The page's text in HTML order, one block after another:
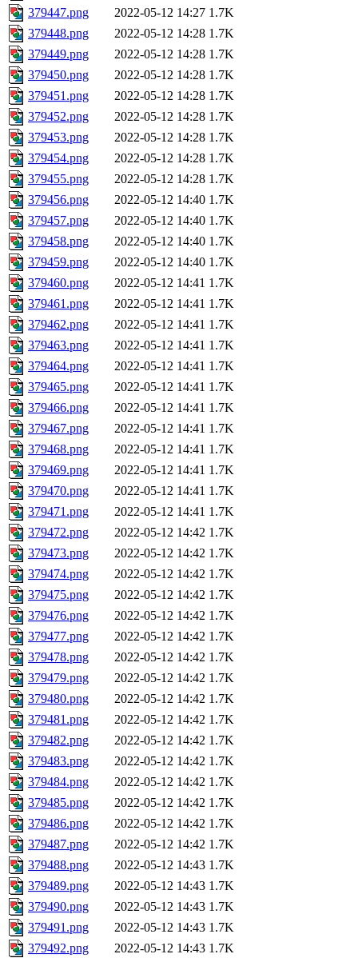
379447.png
2022-05-12 14:27 1.7K
379448.png
2022-05-12 14:28 1.7K
379449.png
2022-05-12 14:28 1.7K
379450.png
2022-05-12 14:28 1.7K
379451.png
2022-05-12 14:28 1.7K
379452.png
2022-05-12 14:28 1.7K
379453.png
2022-05-12 14:28 1.7K
379454.png
2022-05-12 14:28 1.7K
379455.png
2022-05-12 14:28 1.7K
379456.png
2022-05-12 14:40 1.7K
379457.png
2022-05-12 14:40 1.7K
379458.png
2022-05-12 14:40 1.7K
379459.png
2022-05-12 14:40 1.7K
379460.png
2022-05-12 14:41 1.7K
379461.png
2022-05-12 14:41 1.7K
379462.png
2022-05-12 14:41 1.7K
379463.png
2022-05-12 14:41 1.7K
379464.png
2022-05-12 14:41 1.7K
379465.png
2022-05-12 14:41 1.7K
379466.png
2022-05-12 14:41 1.7K
379467.png
2022-05-12 14:41 1.7K
379468.png
2022-05-12 14:41 1.7K
379469.png
2022-05-12 14:41 1.7K
379470.png
2022-05-12 14:41 1.7K
379471.png
2022-05-12 14:41 1.7K
379472.png
2022-05-12 14:42 1.7K
379473.png
2022-05-12 14:42 1.7K
379474.png
2022-05-12 14:42 1.7K
379475.png
2022-05-12 14:42 1.7K
379476.png
2022-05-12 14:42 1.7K
379477.png
2022-05-12 14:42 1.7K
379478.png
2022-05-12 14:42 1.7K
379479.png
2022-05-12 14:42 1.7K
379480.png
2022-05-12 14:42 1.7K
379481.png
2022-05-12 14:42 1.7K
379482.png
2022-05-12 14:42 1.7K
379483.png
2022-05-12 14:42 1.7K
379484.png
2022-05-12 14:42 1.7K
379485.png
2022-05-12 14:42 1.7K
379486.png
2022-05-12 14:42 1.7K
379487.png
2022-05-12 14:42 1.7K
379488.png
2022-05-12 14:43 1.7K
379489.png
2022-05-12 14:43 1.7K
379490.png
2022-05-12 14:43 1.7K
379491.png
2022-05-12 14:43 1.7K
379492.png
2022-05-12 14:43 1.7K